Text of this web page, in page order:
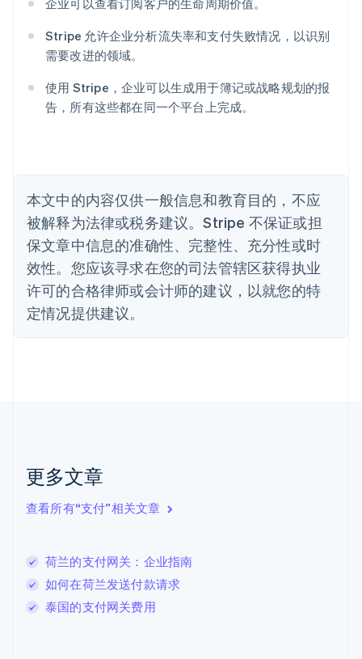
企业可以查看订阅客户的生命周期价值。
Stripe 允许企业分析流失率和支付失败情况，以识别
需要改进的领域。
使用 Stripe，企业可以生成用于簿记或战略规划的报
告，所有这些都在同一个平台上完成。
本文中的内容仅供一般信息和教育目的，不应
被解释为法律或税务建议。Stripe 不保证或担
保文章中信息的准确性、完整性、充分性或时
效性。您应该寻求在您的司法管辖区获得执业
许可的合格律师或会计师的建议，以就您的特
定情况提供建议。
更多文章
查看所有“支付”相关文章
荷兰的支付网关：企业指南
如何在荷兰发送付款请求
泰国的支付网关费用
澳大利亚
English
Português English
保加利亚
English
丹麦
德国
DeutschEnglish
法国
FrançaisEnglish
芬兰
EnglishSvenska
English
English
卢森堡
罗马尼亚
English